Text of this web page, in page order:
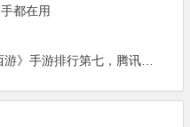
都在用